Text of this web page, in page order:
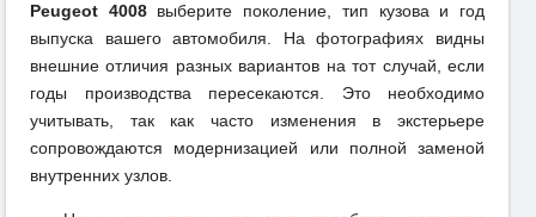
Peugeot 4008выберите поколение, тип кузова и год
выпуска вашего автомобиля. На фотографиях видны
внешние отличия разных вариантов на тот случай, если
годы производства пересекаются. Это необходимо
учитывать, так как часто изменения в экстерьере
сопровождаются модернизацией или полной заменой
внутренних узлов.